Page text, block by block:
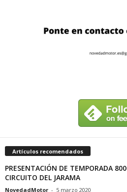
Artículos recomendados
PRESENTACIÓN DE TEMPORADA
CIRCUITO DEL JARAMA
NovedadMotor - 5 marzo 2020